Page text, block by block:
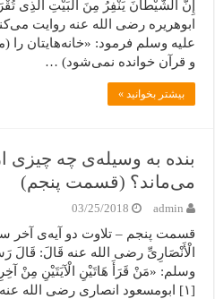
ابوهریره رضی الله عنه روایت
علیه وسلم فرمود: «خانه‌هایتان را
و قرآن خوانده نمی‌شود) …
بیشتر بخوانید »
بنده به وسیله‌ی چه چیزی
می‌ماند؟ (قسمت پنجم)
admin
03/25/2018
قسمت پنجم – تلاوت دو آیه‌ی آخر
الْأَنْصَارِیِّ رضی الله عنه قَالَ: قَالَ
وسلم: «مَنْ قَرَأَ هَاتَیْنِ الْآیَتَیْنِ مِنْ
[۱] ابومسعود انصاری رضی الله